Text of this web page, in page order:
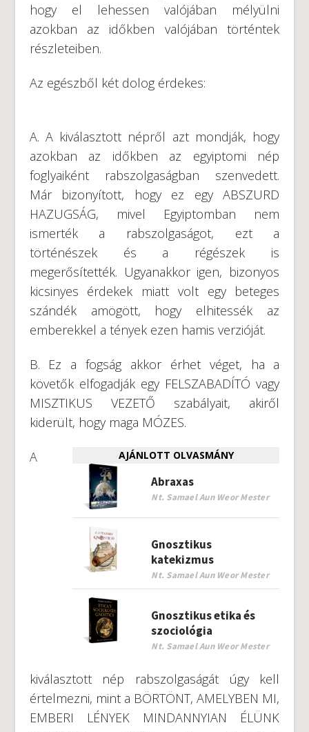
hogy el lehessen valójában mélyülni
azokban az időkben valójában történtek
részleteiben.
Az egészből két dolog érdekes:
A. A kiválasztott népről azt mondják, hogy
azokban az időkben az egyiptomi nép
foglyaiként rabszolgaságban szenvedett.
Már bizonyított, hogy ez egy ABSZURD
HAZUGSÁG, mivel Egyiptomban nem
ismerték a rabszolgaságot, ezt a
történészek és a régészek is
megerősítették. Ugyanakkor igen, bizonyos
kicsinyes érdekek miatt volt egy beteges
szándék amögött, hogy elhitessék az
emberekkel a tények ezen hamis verzióját.
B. Ez a fogság akkor érhet véget, ha a
követők elfogadják egy FELSZABADÍTÓ vagy
MISZTIKUS VEZETŐ szabályait, akiről
kiderült, hogy maga MÓZES.
AJÁNLOTT OLVASMÁNY
Abraxas
Nt. Samael Aun Weor Mester
Gnosztikus
katekizmus
Nt. Samael Aun Weor Mester
Gnosztikus etika és
szociológia
Nt. Samael Aun Weor Mester
A
kiválasztott nép rabszolgaságát úgy kell
értelmezni, mint a BÖRTÖNT, AMELYBEN MI,
EMBERI LÉNYEK MINDANNYIAN ÉLÜNK